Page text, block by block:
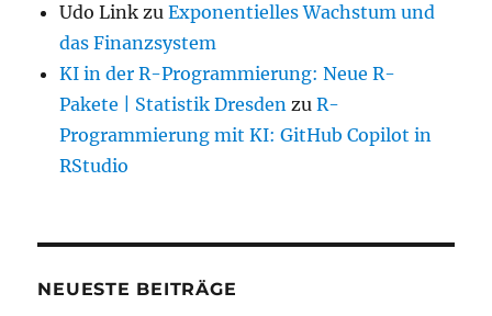
Udo Link zuExponentielles Wachstum und
das Finanzsystem
KI in der R-Programmierung: Neue R-
Pakete | Statistik Dresden zuR-
Programmierung mit KI: GitHub Copilot in
RStudio
NEUESTE BEITRÄGE